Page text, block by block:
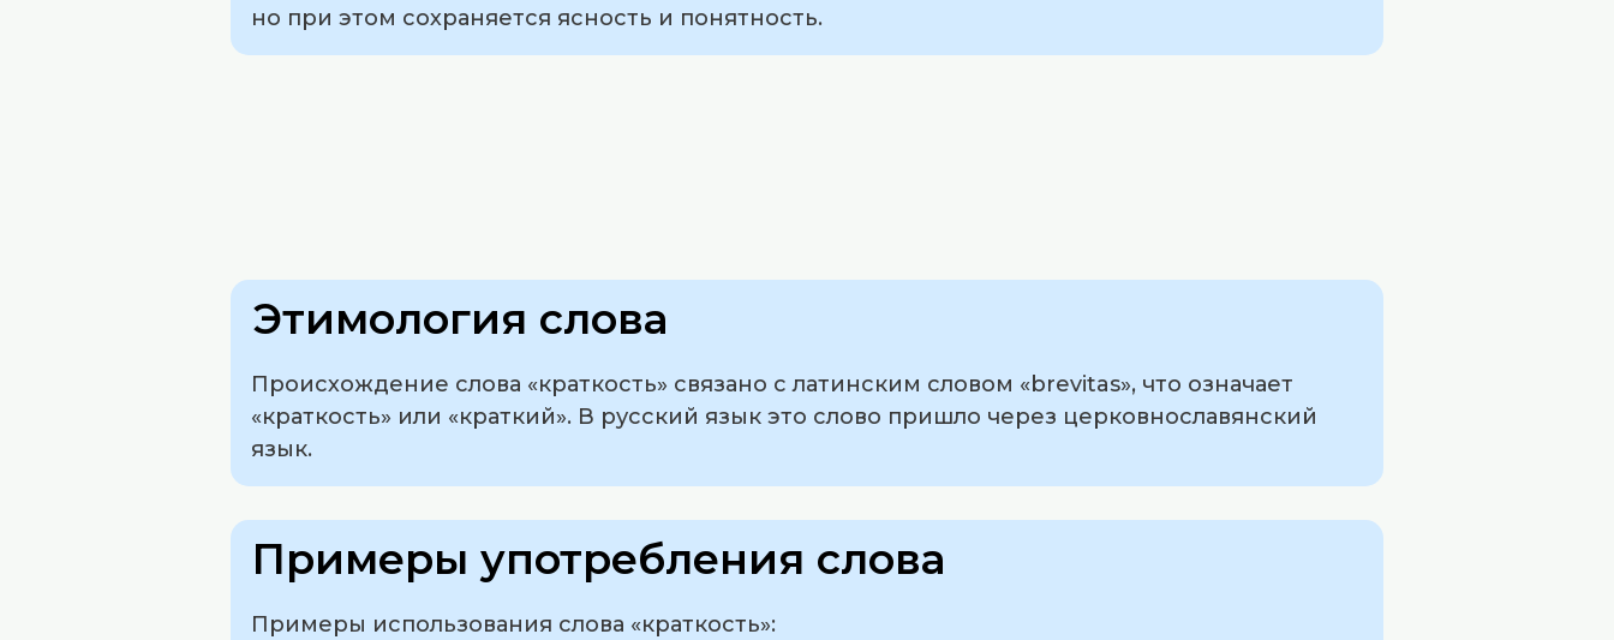
но при этом сохраняется ясность и понятность.
Этимология слова
Происхождение слова «краткость» связано с латинским словом «brevitas», что означает
«краткость» или «краткий». В русский язык это слово пришло через церковнославянский
язык.
Примеры употребления слова
Примеры использования слова «краткость»: